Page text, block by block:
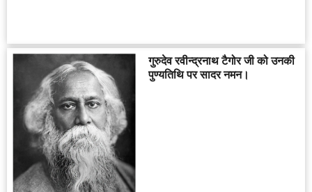
गुरुदेव रवीन्द्रनाथ टैगोर जी को उनकी
पुण्यतिथि पर सादर नमन।